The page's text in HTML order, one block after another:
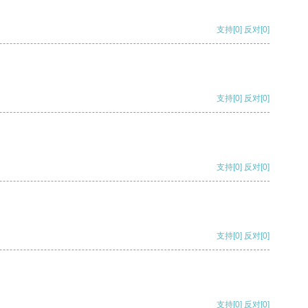
支持[0] 反对[0]
支持[0] 反对[0]
支持[0] 反对[0]
支持[0] 反对[0]
支持[0] 反对[0]